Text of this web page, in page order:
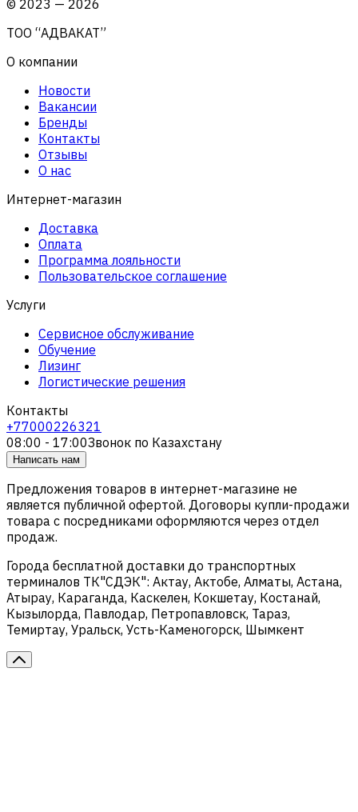
© 2023 — 2026
ТОО “АДВАКАТ”
О компании
Новости
Вакансии
Бренды
Контакты
Отзывы
О нас
Интернет-магазин
Доставка
Оплата
Программа лояльности
Пользовательское соглашение
Услуги
Сервисное обслуживание
Обучение
Лизинг
Логистические решения
Контакты
+77000226321
08:00 - 17:00Звонок по Казахстану
Написать нам
Предложения товаров в интернет-магазине не
является публичной офертой. Договоры купли-продажи
товара с посредниками оформляются через отдел
продаж.
Города бесплатной доставки до транспортных
терминалов ТК"СДЭК": Актау, Актобе, Алматы, Астана,
Атырау, Караганда, Каскелен, Кокшетау, Костанай,
Кызылорда, Павлодар, Петропавловск, Тараз,
Темиртау, Уральск, Усть-Каменогорск, Шымкент